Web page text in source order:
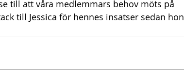
till att våra medlemmars behov möts på
till Jessica för hennes insatser sedan hon